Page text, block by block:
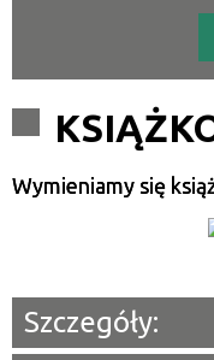
Wymieniamy się
Szczegóły: